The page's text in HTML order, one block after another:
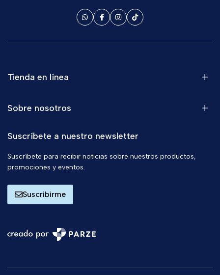
Tienda en línea
Sobre nosotros
Suscríbete a nuestro newsletter
Suscríbete para recibir noticias sobre nuestros productos,
promociones y eventos.
Suscribirme